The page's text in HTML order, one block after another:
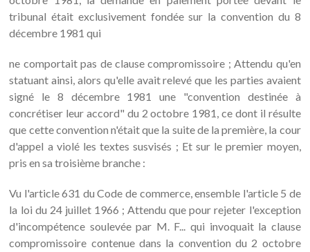
tribunal était exclusivement fondée sur la convention du 8
décembre 1981 qui
ne comportait pas de clause compromissoire ; Attendu qu'en
statuant ainsi, alors qu'elle avait relevé que les parties avaient
signé le 8 décembre 1981 une "convention destinée à
concrétiser leur accord" du 2 octobre 1981, ce dont il résulte
que cette convention n'était que la suite de la première, la cour
d'appel a violé les textes susvisés ; Et sur le premier moyen,
pris en sa troisième branche :
Vu l'article 631 du Code de commerce, ensemble l'article 5 de
la loi du 24 juillet 1966 ; Attendu que pour rejeter l'exception
d'incompétence soulevée par M. F... qui invoquait la clause
compromissoire contenue dans la convention du 2 octobre